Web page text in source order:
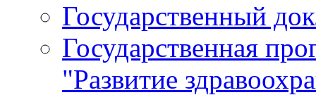
Государственный
Государственная
"Развитие